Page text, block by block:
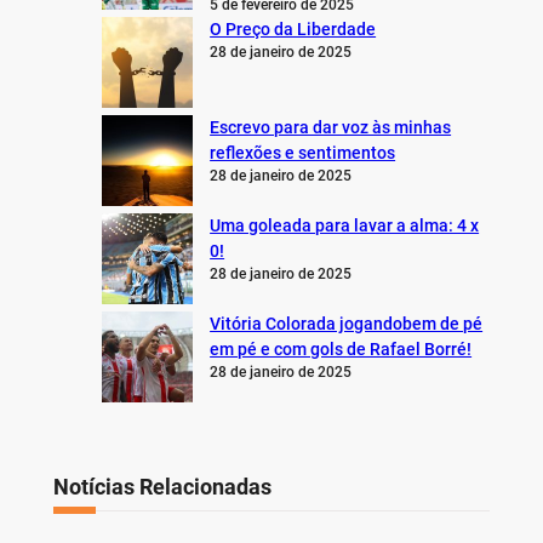
5 de fevereiro de 2025
O Preço da Liberdade
28 de janeiro de 2025
Escrevo para dar voz às minhas
reflexões e sentimentos
28 de janeiro de 2025
Uma goleada para lavar a alma: 4 x
0!
28 de janeiro de 2025
Vitória Colorada jogandobem de pé
em pé e com gols de Rafael Borré!
28 de janeiro de 2025
Notícias Relacionadas